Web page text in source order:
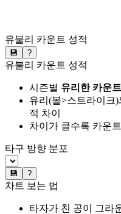
유불리 카운트 성적
💾 ?
유불리 카운트 성적
시즌별 유리한 카운트
유리(볼>스트라이크
적 차이
차이가 클수록 카운
타구 방향 분포
💾 ?
차트 보는 법
타자가 친 공이 그라